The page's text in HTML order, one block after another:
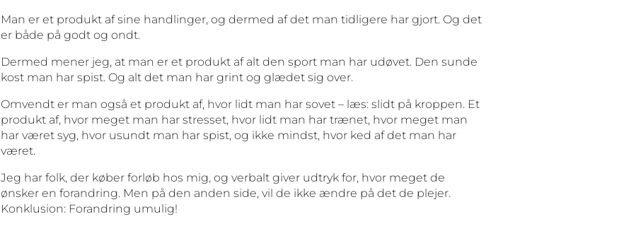
Man er et produkt af sine handlinger, og dermed af det man tidligere har gjort. Og det
er både på godt og ondt.
Dermed mener jeg, at man er et produkt af alt den sport man har udøvet. Den sunde
kost man har spist. Og alt det man har grint og glædet sig over.
Omvendt er man også et produkt af, hvor lidt man har sovet – læs: slidt på kroppen. Et
produkt af, hvor meget man har stresset, hvor lidt man har trænet, hvor meget man
har været syg, hvor usundt man har spist, og ikke mindst, hvor ked af det man har
været.
Jeg har folk, der køber forløb hos mig, og verbalt giver udtryk for, hvor meget de
ønsker en forandring. Men på den anden side, vil de ikke ændre på det de plejer.
Konklusion: Forandring umulig!